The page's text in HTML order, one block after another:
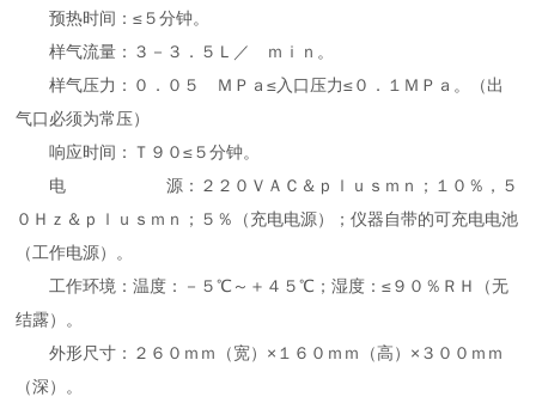
预热时间：≤５分钟。
样气流量：３－３．５Ｌ／ ｍｉｎ。
样气压力：０．０５ ＭＰａ≤入口压力≤０．１ＭＰａ。（出
气口必须为常压）
响应时间：Ｔ９０≤５分钟。
电 源：２２０ＶＡＣ＆ｐｌｕｓｍｎ；１０％，５
０Ｈｚ＆ｐｌｕｓｍｎ；５％（充电电源）；仪器自带的可充电电池
（工作电源）。
工作环境：温度：－５℃～＋４５℃；湿度：≤９０％ＲＨ（无
结露）。
外形尺寸：２６０ｍｍ（宽）×１６０ｍｍ（高）×３００ｍｍ
（深）。